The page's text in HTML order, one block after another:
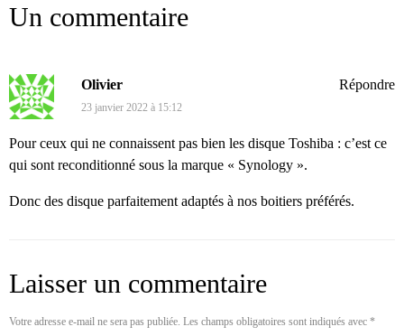
Un commentaire
Olivier
23 janvier 2022 à 15:12
Pour ceux qui ne connaissent pas bien les disque Toshiba : c’est ce
qui sont reconditionné sous la marque « Synology ».
Donc des disque parfaitement adaptés à nos boitiers préférés.
Répondre
Laisser un commentaire
Votre adresse e-mail ne sera pas publiée. Les champs obligatoires sont indiqués avec *